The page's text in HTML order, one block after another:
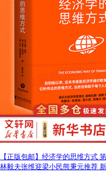
【正版包邮】经济学的思维方式
林毅夫张维迎梁小民熊秉元推荐